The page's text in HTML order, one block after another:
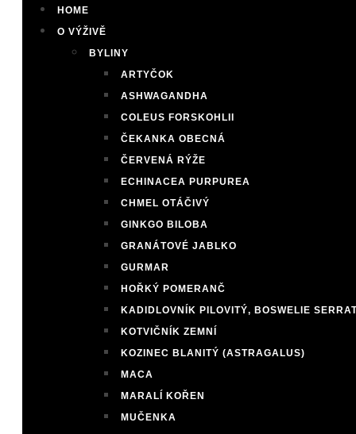
HOME
O VÝŽIVĚ
BYLINY
ARTYČOK
ASHWAGANDHA
COLEUS FORSKOHLII
ČEKANKA OBECNÁ
ČERVENÁ RÝŽE
ECHINACEA PURPUREA
CHMEL OTÁČIVÝ
GINKGO BILOBA
GRANÁTOVÉ JABLKO
GURMAR
HOŘKÝ POMERANČ
KADIDLOVNÍK PILOVITÝ, BOSWELIE
KOTVIČNÍK ZEMNÍ
KOZINEC BLANITÝ (ASTRAGALUS)
MACA
MARALÍ KOŘEN
MUČENKA